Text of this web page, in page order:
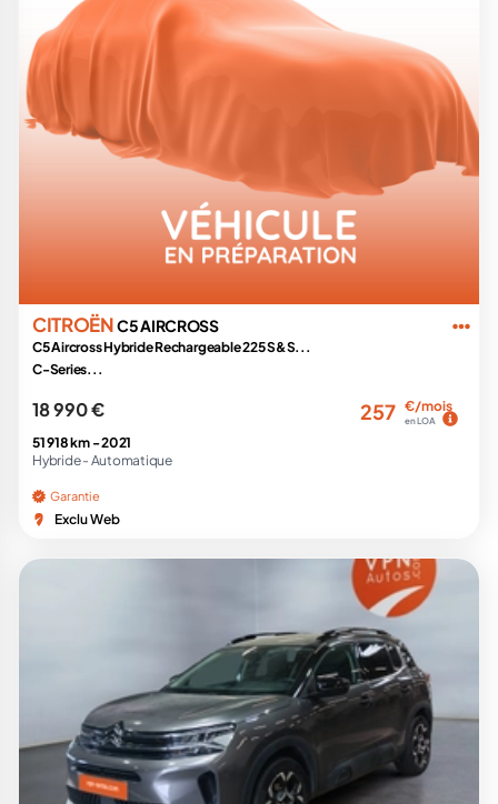
CITROËNC5 AIRCROSS
C5 Aircross Hybride Rechargeable 225 S&S...
C-Series...
18 990 € 257 €/mois
en LOA
51 918 km -2021
Hybride - Automatique
Garantie
Exclu Web